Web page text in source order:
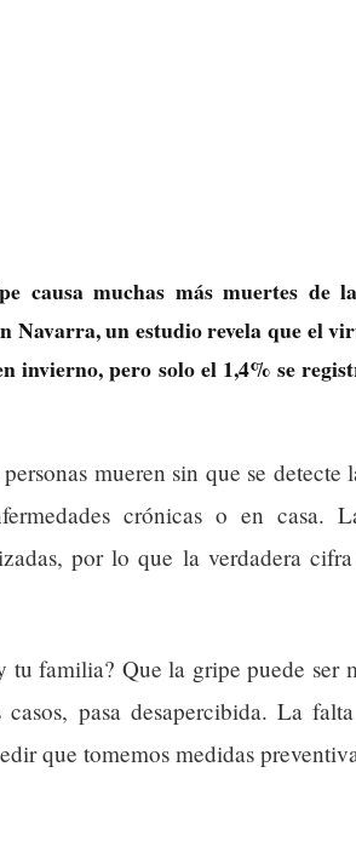
causa muchas más muertes de
Navarra, un estudio revela que el
invierno, pero solo el 1,4% se
mueren sin que se detecte
crónicas o en casa.
por lo que la verdadera
tu familia? Que la gripe puede ser
pasa desapercibida. La
que tomemos medidas